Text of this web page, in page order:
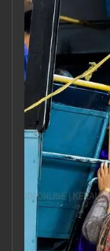
OBITUARY
NEWS 360
CASE DIARY
CINEMA